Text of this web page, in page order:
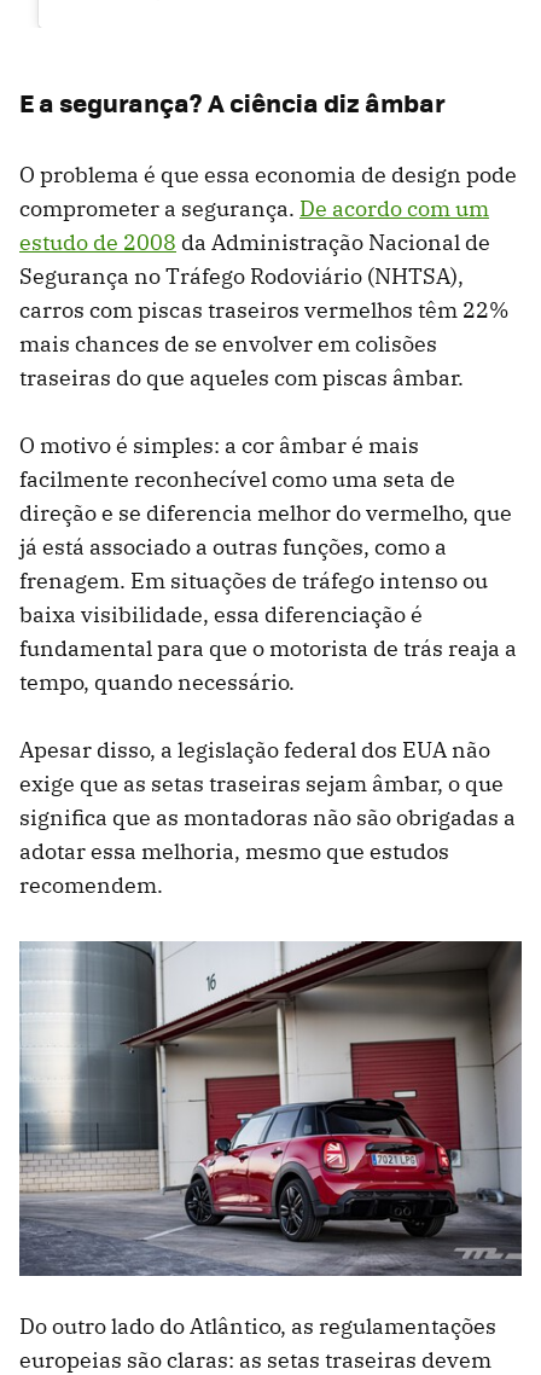
E a segurança? A ciência diz âmbar
O problema é que essa economia de design pode
comprometer a segurança. De acordo com um
estudo de 2008 da Administração Nacional de
Segurança no Tráfego Rodoviário (NHTSA),
carros com piscas traseiros vermelhos têm 22%
mais chances de se envolver em colisões
traseiras do que aqueles com piscas âmbar.
O motivo é simples: a cor âmbar é mais
facilmente reconhecível como uma seta de
direção e se diferencia melhor do vermelho, que
já está associado a outras funções, como a
frenagem. Em situações de tráfego intenso ou
baixa visibilidade, essa diferenciação é
fundamental para que o motorista de trás reaja a
tempo, quando necessário.
Apesar disso, a legislação federal dos EUA não
exige que as setas traseiras sejam âmbar, o que
significa que as montadoras não são obrigadas a
adotar essa melhoria, mesmo que estudos
recomendem.
Do outro lado do Atlântico, as regulamentações
europeias são claras: as setas traseiras devem